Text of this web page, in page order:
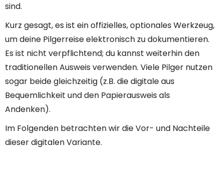
sind.
Kurz gesagt, es ist ein offizielles, optionales Werkzeug,
um deine Pilgerreise elektronisch zu dokumentieren.
Es ist nicht verpflichtend; du kannst weiterhin den
traditionellen Ausweis verwenden. Viele Pilger nutzen
sogar beide gleichzeitig (z.B. die digitale aus
Bequemlichkeit und den Papierausweis als
Andenken).
Im Folgenden betrachten wir die Vor- und Nachteile
dieser digitalen Variante.